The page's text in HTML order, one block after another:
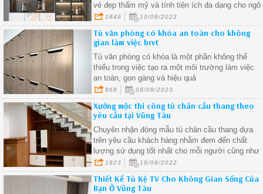
vẻ đẹp thẩm mỹ và tính tiện ích đa dạng cho ngôi
nhà của bạn.
1849 10/08/2023
Tủ văn phòng có khóa an toàn cho không
gian làm việc brvt
Tủ văn phòng có khóa là một phần không thể
thiếu trong việc tạo ra một môi trường làm việc
an toàn, gọn gàng và hiệu quả
868 08/08/2023
Xưởng mộc thi công tủ chân cầu thang theo
yêu cầu tại Vũng Tàu
Chuyên nhận đóng mẫu tủ chân cầu thang dựa
trên yêu cầu khách hàng nhằm đem đến chất
lượng sử dụng tốt nhất cho mỗi người cũng như
lấp đầy được các khoảng không gian trống các
góc khuất trong nhà
1823 19/08/2022
Thiết Kế Tủ Kệ TV Cho Không Gian Sống Của
Bạn Ở Vũng Tàu